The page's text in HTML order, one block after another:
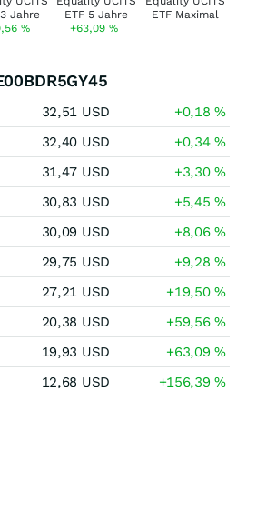
% +63,09%
32,51 USD +0,18%
32,40 USD +0,34%
31,47 USD +3,30%
30,83 USD +5,45%
30,09 USD +8,06%
29,75 USD +9,28%
27,21 USD +19,50%
20,38 USD +59,56%
19,93 USD +63,09%
12,68 USD +156,39%